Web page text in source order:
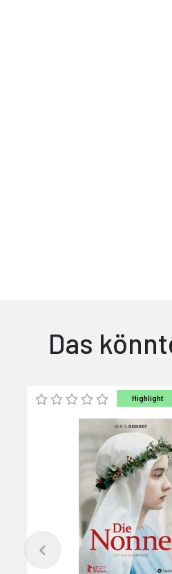
Das
Highlight